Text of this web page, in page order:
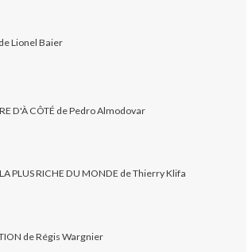
Lionel Baier
D'À CÔTÉ de Pedro Almodovar
PLUS RICHE DU MONDE de Thierry Klifa
de Régis Wargnier